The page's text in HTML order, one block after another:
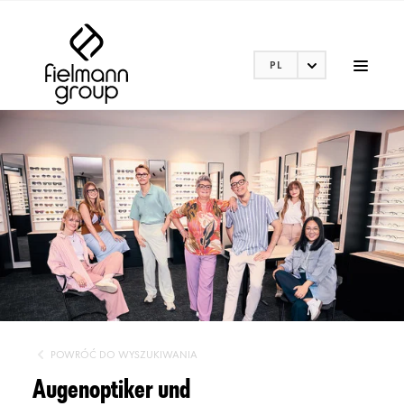
PL
POWRÓĆ DO WYSZUKIWANIA
Augenoptiker und